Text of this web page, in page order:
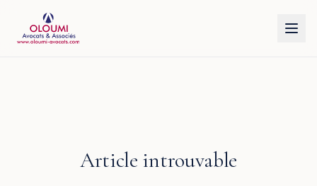
Article introuvable